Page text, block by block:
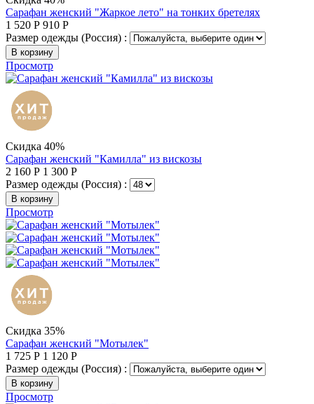
Сарафан женский "Жаркое лето" на тонких бретелях
1 520 Р 910 Р
Размер одежды (Россия) :
В корзину
Просмотр
Скидка 40%
Сарафан женский "Камилла" из вискозы
2 160 Р 1 300 Р
Размер одежды (Россия) :
В корзину
Просмотр
Скидка 35%
Сарафан женский "Мотылек"
1 725 Р 1 120 Р
Размер одежды (Россия) :
В корзину
Просмотр